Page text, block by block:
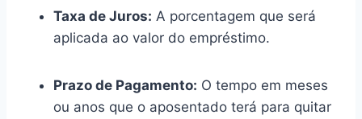
Taxa de Juros: A porcentagem que será
aplicada ao valor do empréstimo.
Prazo de Pagamento: O tempo em meses
ou anos que o aposentado terá para quitar